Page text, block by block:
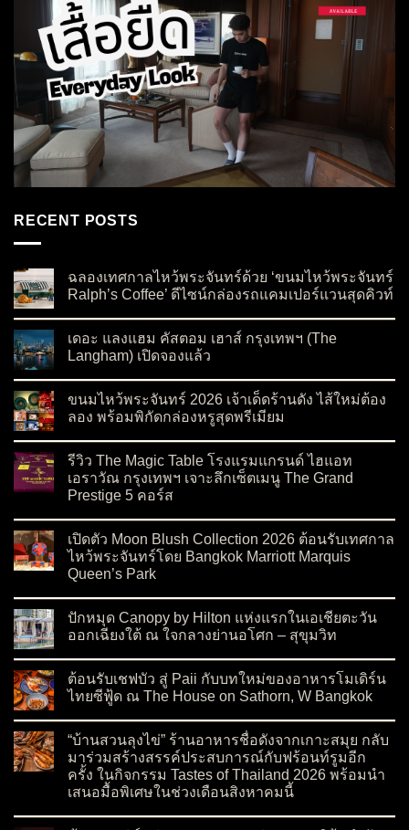
RECENT POSTS
ฉลองเทศกาลไหว้พระจันทร์ด้วย ‘ขนมไหว้พระจันทร์
Ralph’s Coffee’ ดีไซน์กล่องรถแคมเปอร์แวนสุดคิวท์
เดอะ แลงแฮม คัสตอม เฮาส์ กรุงเทพฯ (The
Langham) เปิดจองแล้ว
ขนมไหว้พระจันทร์ 2026 เจ้าเด็ดร้านดัง ไส้ใหม่ต้อง
ลอง พร้อมพิกัดกล่องหรูสุดพรีเมียม
รีวิว The Magic Table โรงแรมแกรนด์ ไฮแอท
เอราวัณ กรุงเทพฯ เจาะลึกเซ็ตเมนู The Grand
Prestige 5 คอร์ส
เปิดตัว Moon Blush Collection 2026 ต้อนรับเทศกาล
ไหว้พระจันทร์โดย Bangkok Marriott Marquis
Queen’s Park
ปักหมุด Canopy by Hilton แห่งแรกในเอเชียตะวัน
ออกเฉียงใต้ ณ ใจกลางย่านอโศก – สุขุมวิท
ต้อนรับเชฟบัว สู่ Paii กับบทใหม่ของอาหารโมเดิร์น
ไทยซีฟู้ด ณ The House on Sathorn, W Bangkok
“บ้านสวนลุงไข่” ร้านอาหารชื่อดังจากเกาะสมุย กลับ
มาร่วมสร้างสรรค์ประสบการณ์กับฟร้อนท์รูมอีก
ครั้ง ในกิจกรรม Tastes of Thailand 2026 พร้อมนำ
เสนอมื้อพิเศษในช่วงเดือนสิงหาคมนี้